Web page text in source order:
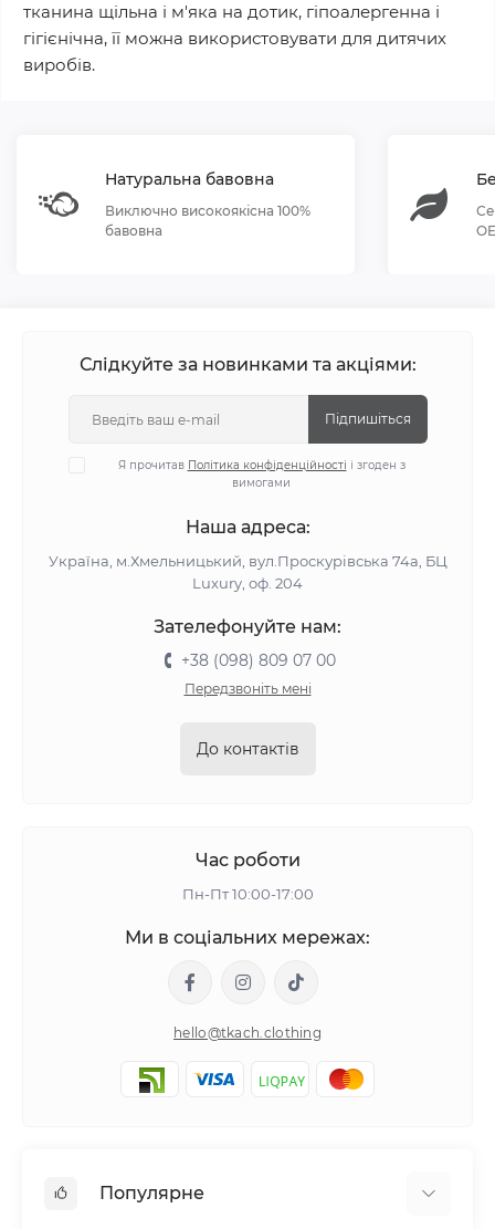
тканина щільна і м'яка на дотик, гіпоалергенна і
гігієнічна, її можна використовувати для дитячих
виробів.
Натуральна бавовна
Виключно високоякісна 100%
бавовна
Слідкуйте за новинками та акціями:
Підпишіться
Я прочитав Політика конфіденційності і згоден з
вимогами
Наша адреса:
Україна, м.Хмельницький, вул.Проскурівська 74а, БЦ
Luxury, оф. 204
Зателефонуйте нам:
+38 (098) 809 07 00
Передзвоніть мені
До контактів
Час роботи
Пн-Пт 10:00-17:00
Ми в соціальних мережах:
hello@tkach.clothing
Популярне